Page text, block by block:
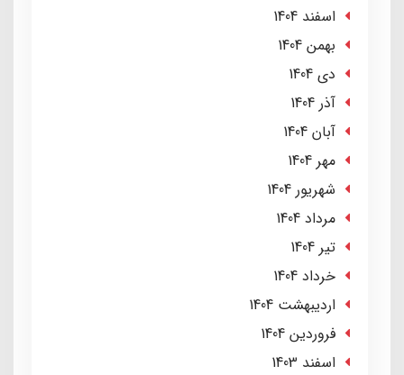
اسفند 1404
بهمن 1404
دی 1404
آذر 1404
آبان 1404
مهر 1404
شهریور 1404
مرداد 1404
تير 1404
خرداد 1404
ارديبهشت 1404
فروردین 1404
اسفند 1403